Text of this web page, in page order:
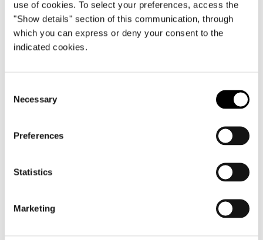
use of cookies. To select your preferences, access the
"Show details" section of this communication, through
which you can express or deny your consent to the
indicated cookies.
Selection
Necessary
Preferences
Statistics
Marketing
Dynamiq GTT 115 Hybrid
詳細を見る